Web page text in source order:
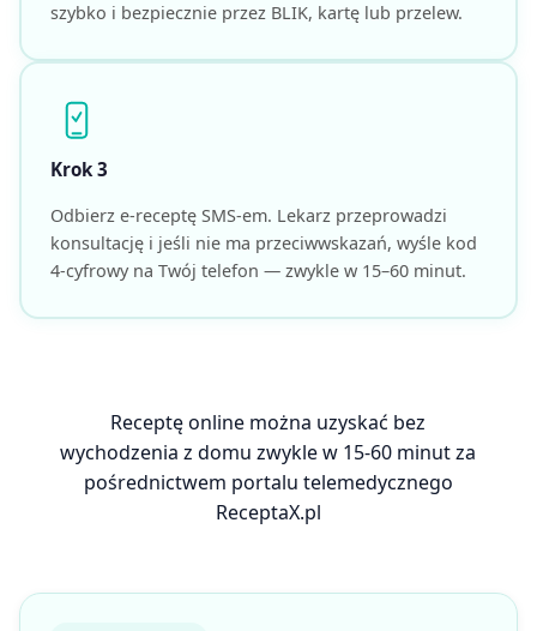
szybko i bezpiecznie przez BLIK, kartę lub przelew.
Krok 3
Odbierz e-receptę SMS-em. Lekarz przeprowadzi
konsultację i jeśli nie ma przeciwwskazań, wyśle kod
4-cyfrowy na Twój telefon — zwykle w 15–60 minut.
Receptę online można uzyskać bez
wychodzenia z domu zwykle w 15-60 minut za
pośrednictwem portalu telemedycznego
ReceptaX.pl